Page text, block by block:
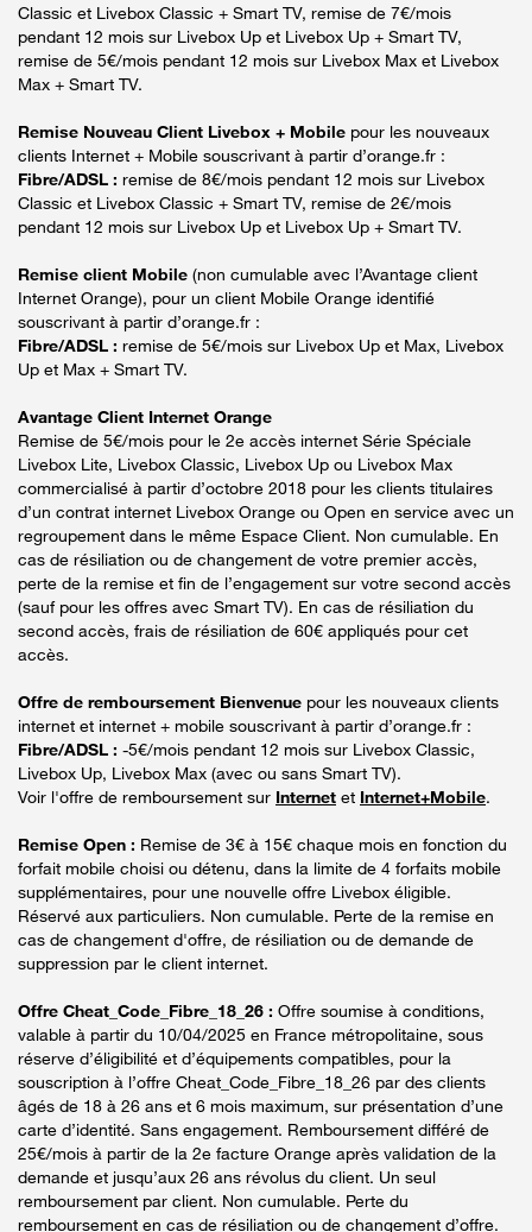
Classic et Livebox Classic + Smart TV, remise de 7€/mois
pendant 12 mois sur Livebox Up et Livebox Up + Smart TV,
remise de 5€/mois pendant 12 mois sur Livebox Max et Livebox
Max + Smart TV.
Remise Nouveau Client Livebox + Mobile pour les nouveaux
clients Internet + Mobile souscrivant à partir d’orange.fr :
Fibre/ADSL : remise de 8€/mois pendant 12 mois sur Livebox
Classic et Livebox Classic + Smart TV, remise de 2€/mois
pendant 12 mois sur Livebox Up et Livebox Up + Smart TV.
Remise client Mobile (non cumulable avec l’Avantage client
Internet Orange), pour un client Mobile Orange identifié
souscrivant à partir d’orange.fr :
Fibre/ADSL : remise de 5€/mois sur Livebox Up et Max, Livebox
Up et Max + Smart TV.
Avantage Client Internet Orange
Remise de 5€/mois pour le 2e accès internet Série Spéciale
Livebox Lite, Livebox Classic, Livebox Up ou Livebox Max
commercialisé à partir d’octobre 2018 pour les clients titulaires
d’un contrat internet Livebox Orange ou Open en service avec un
regroupement dans le même Espace Client. Non cumulable. En
cas de résiliation ou de changement de votre premier accès,
perte de la remise et fin de l’engagement sur votre second accès
(sauf pour les offres avec Smart TV). En cas de résiliation du
second accès, frais de résiliation de 60€ appliqués pour cet
accès.
Offre de remboursement Bienvenue pour les nouveaux clients
internet et internet + mobile souscrivant à partir d’orange.fr :
Fibre/ADSL : -5€/mois pendant 12 mois sur Livebox Classic,
Livebox Up, Livebox Max (avec ou sans Smart TV).
Voir l'offre de remboursement sur Internet et Internet+Mobile.
Remise Open : Remise de 3€ à 15€ chaque mois en fonction du
forfait mobile choisi ou détenu, dans la limite de 4 forfaits mobile
supplémentaires, pour une nouvelle offre Livebox éligible.
Réservé aux particuliers. Non cumulable. Perte de la remise en
cas de changement d'offre, de résiliation ou de demande de
suppression par le client internet.
Offre Cheat_Code_Fibre_18_26 : Offre soumise à conditions,
valable à partir du 10/04/2025 en France métropolitaine, sous
réserve d’éligibilité et d’équipements compatibles, pour la
souscription à l’offre Cheat_Code_Fibre_18_26 par des clients
âgés de 18 à 26 ans et 6 mois maximum, sur présentation d’une
carte d’identité. Sans engagement. Remboursement différé de
25€/mois à partir de la 2e facture Orange après validation de la
demande et jusqu’aux 26 ans révolus du client. Un seul
remboursement par client. Non cumulable. Perte du
remboursement en cas de résiliation ou de changement d’offre.